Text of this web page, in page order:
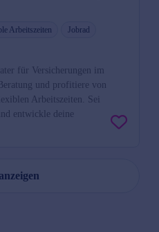
Arbeitszeiten
Jobrad
für Versicherungen im
und profitiere von
Arbeitszeiten. Sei
entwickle deine